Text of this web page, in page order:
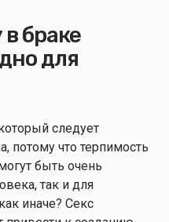
в браке
для
следует
потому что терпимость
быть очень
так и для
иначе? Секс